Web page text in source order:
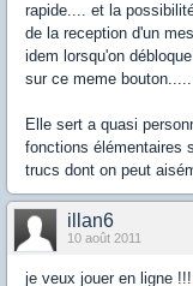
rapide.... et la
de la reception d'un
idem lorsqu'on
sur ce meme
Elle sert a quasi
fonctions élémentaires
trucs dont on peut
illan6
10 août 2011
je veux jouer en ligne !!!